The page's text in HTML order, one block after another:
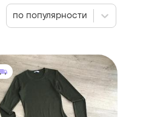
по популярности